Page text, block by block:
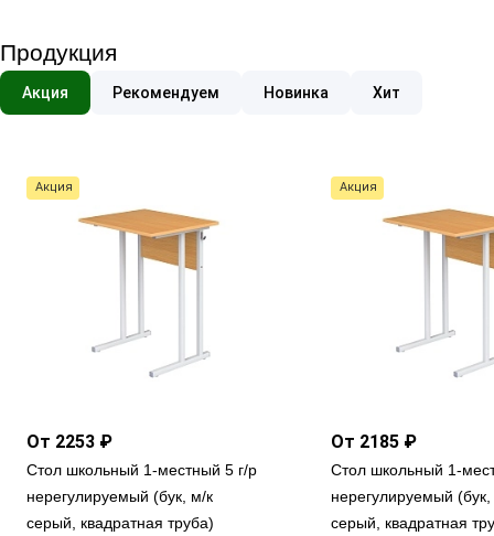
Продукция
Акция Рекомендуем Новинка Хит
Акция
От 2253 ₽
Стол школьный 1-местный 5 г/р
нерегулируемый (бук, м/к
серый, квадратная труба)
Акция
От 2185 ₽
Стол школьный 1-
нерегулируемый
серый, квадратная